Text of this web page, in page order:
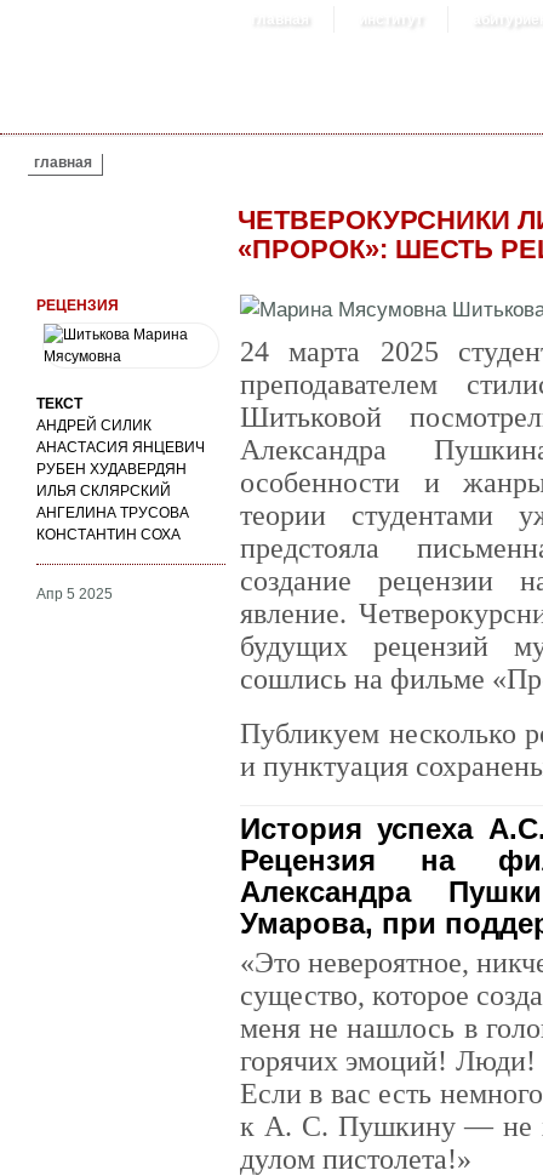
главная институт
ВЫ ЗДЕСЬ
главная
ЧЕТВЕРОКУРСНИКИ
«ПРОРОК»: ШЕСТЬ
РЕЦЕНЗИЯ
ТЕКСТ
АНДРЕЙ СИЛИК
АНАСТАСИЯ ЯНЦЕВИЧ
РУБЕН ХУДАВЕРДЯН
ИЛЬЯ СКЛЯРСКИЙ
АНГЕЛИНА ТРУСОВА
КОНСТАНТИН СОХА
Апр 5 2025
24 марта 2025
преподавателем
Шитьковой
Александра
особенности и
теории студентами
предстояла
создание рецензии
явление.
будущих рецензий
сошлись на фильме
Публикуем несколько
и пунктуация
История успеха
Рецензия на
Александра
Умарова, при
«Это невероятное,
существо, которое
меня не нашлось в
горячих эмоций!
Если в вас есть
к А. С. Пушкину — не
дулом пистолета!»